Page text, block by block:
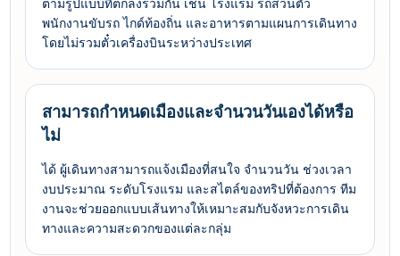
ตามรูปแบบที่ตกลงร่วมกัน เช่น โรงแรม รถส่วนตัว
พนักงานขับรถ ไกด์ท้องถิ่น และอาหารตามแผนการเดินทาง
โดยไม่รวมตั๋วเครื่องบินระหว่างประเทศ
สามารถกำหนดเมืองและจำนวนวันเองได้หรือ
ไม่
ได้ ผู้เดินทางสามารถแจ้งเมืองที่สนใจ จำนวนวัน ช่วงเวลา
งบประมาณ ระดับโรงแรม และสไตล์ของทริปที่ต้องการ ทีม
งานจะช่วยออกแบบเส้นทางให้เหมาะสมกับจังหวะการเดิน
ทางและความสะดวกของแต่ละกลุ่ม